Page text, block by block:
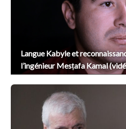
Langue Kabyle et
l’ingénieur Mesṭafa Kamal